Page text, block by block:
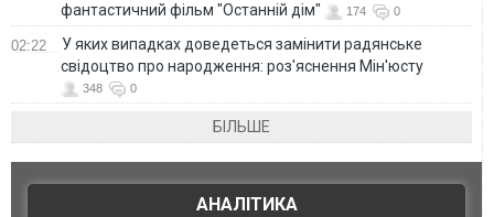
фантастичний фільм "Останній дім"
174 0
02:22
У яких випадках доведеться замінити радянське
свідоцтво про народження: роз'яснення Мін'юсту
348 0
БІЛЬШЕ
АНАЛІТИКА